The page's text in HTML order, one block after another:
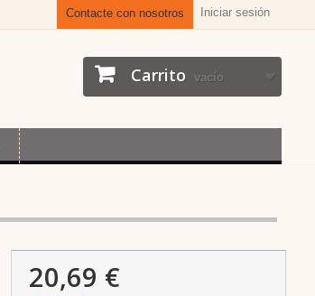
Iniciar sesión
Contacte con nosotros
Carrito vacío
20,69 €